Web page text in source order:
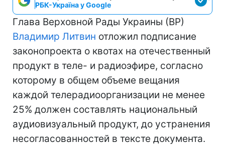
РБК-Україна у Google
Глава Верховной Рады Украины (ВР)
Владимир Литвин отложил подписание
законопроекта о квотах на отечественный
продукт в теле- и радиоэфире, согласно
которому в общем объеме вещания
каждой телерадиоорганизации не менее
25% должен составлять национальный
аудиовизуальный продукт, до устранения
несогласованностей в тексте документа.